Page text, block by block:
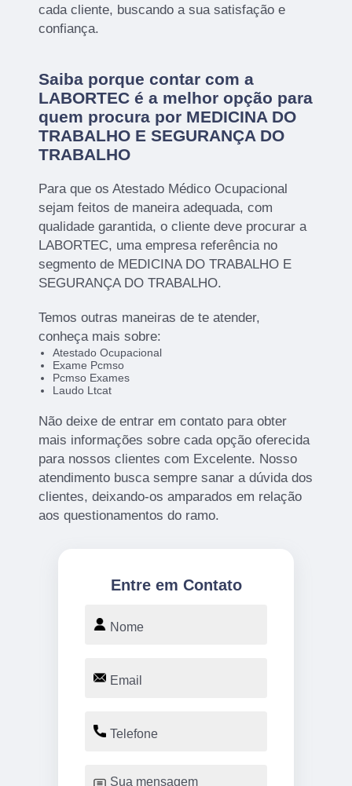
cada cliente, buscando a sua satisfação e
confiança.
Saiba porque contar com a
LABORTEC é a melhor opção para
quem procura por MEDICINA DO
TRABALHO E SEGURANÇA DO
TRABALHO
Para que os Atestado Médico Ocupacional
sejam feitos de maneira adequada, com
qualidade garantida, o cliente deve procurar a
LABORTEC, uma empresa referência no
segmento de MEDICINA DO TRABALHO E
SEGURANÇA DO TRABALHO.
Temos outras maneiras de te atender,
conheça mais sobre:
Atestado Ocupacional
Exame Pcmso
Pcmso Exames
Laudo Ltcat
Não deixe de entrar em contato para obter
mais informações sobre cada opção oferecida
para nossos clientes com Excelente. Nosso
atendimento busca sempre sanar a dúvida dos
clientes, deixando-os amparados em relação
aos questionamentos do ramo.
Entre em Contato